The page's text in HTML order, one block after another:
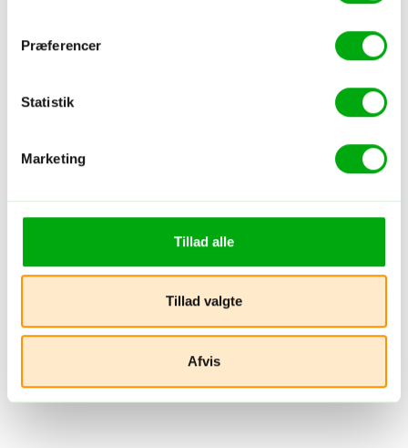
Præferencer
Statistik
Marketing
Tillad alle
Tillad valgte
Afvis